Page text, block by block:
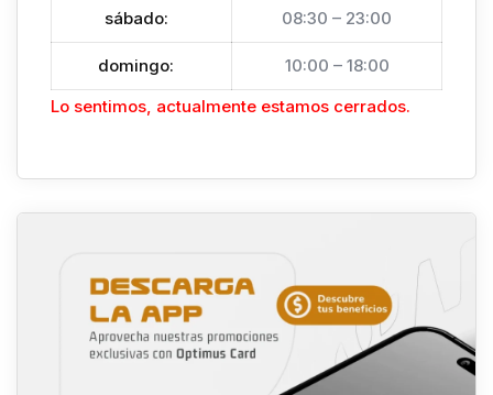
sábado: 08:30 – 23:00
domingo:
10:00 – 18:00
Lo sentimos, actualmente estamos cerrados.